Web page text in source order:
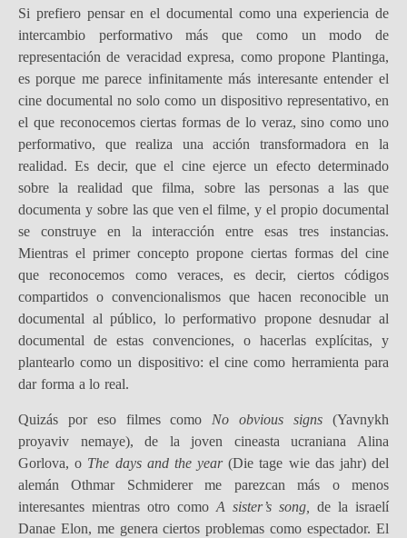
Si prefiero pensar en el documental como una experiencia de
intercambio performativo más que como un modo de
representación de veracidad expresa, como propone Plantinga,
es porque me parece infinitamente más interesante entender el
cine documental no solo como un dispositivo representativo, en
el que reconocemos ciertas formas de lo veraz, sino como uno
performativo, que realiza una acción transformadora en la
realidad. Es decir, que el cine ejerce un efecto determinado
sobre la realidad que filma, sobre las personas a las que
documenta y sobre las que ven el filme, y el propio documental
se construye en la interacción entre esas tres instancias.
Mientras el primer concepto propone ciertas formas del cine
que reconocemos como veraces, es decir, ciertos códigos
compartidos o convencionalismos que hacen reconocible un
documental al público, lo performativo propone desnudar al
documental de estas convenciones, o hacerlas explícitas, y
plantearlo como un dispositivo: el cine como herramienta para
dar forma a lo real.
Quizás por eso filmes como No obvious signs (Yavnykh
proyaviv nemaye), de la joven cineasta ucraniana Alina
Gorlova, o The days and the year(Die tage wie das jahr) del
alemán Othmar Schmiderer me parezcan más o menos
interesantes mientras otro como A sister’s song, de la israelí
Danae Elon, me genera ciertos problemas como espectador. El